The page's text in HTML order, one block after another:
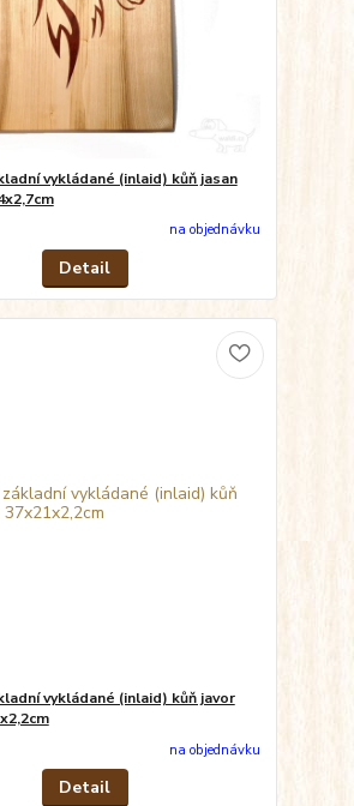
vykládané (inlaid) kůň jasan
na objednávku
Detail
vykládané (inlaid) kůň javor
na objednávku
Detail